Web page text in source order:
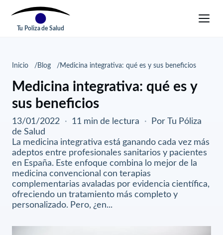
Tu Poliza de Salud
Inicio Blog Medicina integrativa: qué es y sus beneficios
Medicina integrativa: qué es y
sus beneficios
13/01/2022 · 11 min de lectura ·
Por Tu Póliza
de Salud
La medicina integrativa está ganando cada vez más
adeptos entre profesionales sanitarios y pacientes
en España. Este enfoque combina lo mejor de la
medicina convencional con terapias
complementarias avaladas por evidencia científica,
ofreciendo un tratamiento más completo y
personalizado. Pero, ¿en...